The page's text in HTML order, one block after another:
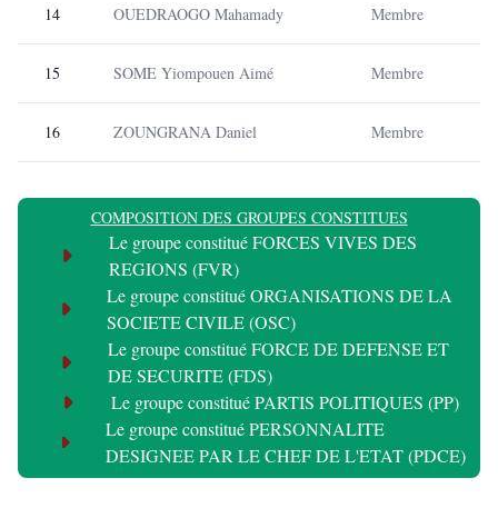
14 OUEDRAOGO Mahamady Membre
15 SOME Yiompouen Aimé Membre
16 ZOUNGRANA Daniel Membre
COMPOSITION DES GROUPES CONSTITUES
Le groupe constitué FORCES VIVES DES
REGIONS (FVR)
Le groupe constitué ORGANISATIONS DE LA
SOCIETE CIVILE (OSC)
Le groupe constitué FORCE DE DEFENSE ET
DE SECURITE (FDS)
Le groupe constitué PARTIS POLITIQUES (PP)
Le groupe constitué PERSONNALITE
DESIGNEE PAR LE CHEF DE L'ETAT (PDCE)